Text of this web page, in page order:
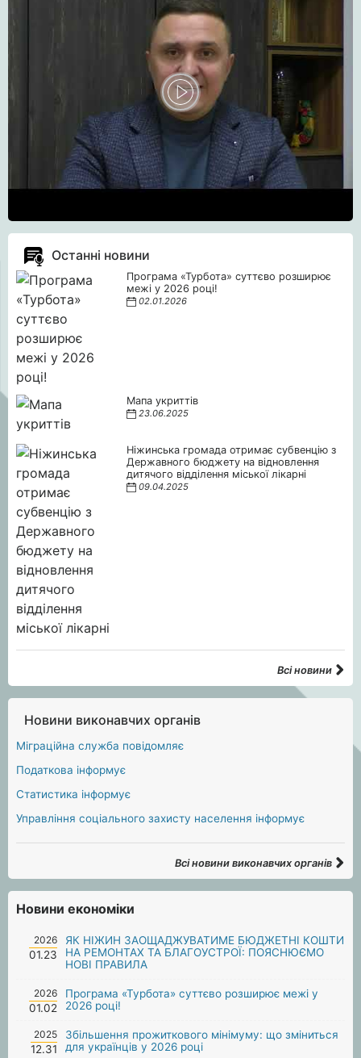
Останні новини
Програма «Турбота» суттєво розширює
межі у 2026 році!
02.01.2026
Мапа укриттів
23.06.2025
Ніжинська громада отримає субвенцію з
Державного бюджету на відновлення
дитячого відділення міської лікарні
09.04.2025
Всі новини
Новини виконавчих органів
Міграційна служба повідомляє
Податкова інформує
Статистика інформує
Управління соціального захисту населення інформує
Всі новини виконавчих органів
Новини економіки
2026
01.23
ЯК НІЖИН ЗАОЩАДЖУВАТИМЕ БЮДЖЕТНІ КОШТИ
НА РЕМОНТАХ ТА БЛАГОУСТРОЇ: ПОЯСНЮЄМО
НОВІ ПРАВИЛА
2026
01.02
Програма «Турбота» суттєво розширює межі у
2026 році!
2025
12.31
Збільшення прожиткового мінімуму: що зміниться
для українців у 2026 році